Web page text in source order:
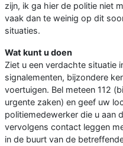
zijn, ik ga hier de politie niet
vaak dan te weinig op dit
situaties.
Wat kunt u doen
Ziet u een verdachte situatie
signalementen, bijzondere
voertuigen. Bel meteen 112
urgente zaken) en geef uw
politiemedewerker die u aan
vervolgens contact leggen
in de buurt van de